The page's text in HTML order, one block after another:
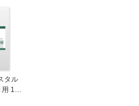
タル
100
(10